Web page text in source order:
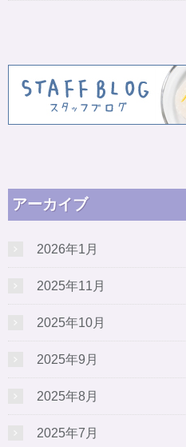
アーカイブ
2026年1月
2025年11月
2025年10月
2025年9月
2025年8月
2025年7月